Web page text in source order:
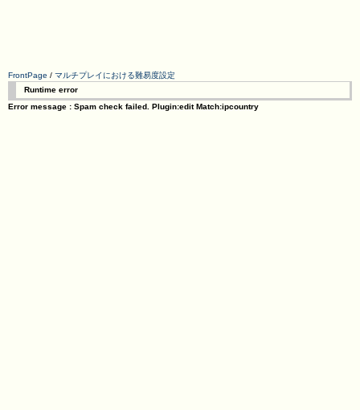
FrontPage / マルチプレイにおける難易度設定
Runtime error
Error message : Spam check failed. Plugin:edit Match:ipcountry